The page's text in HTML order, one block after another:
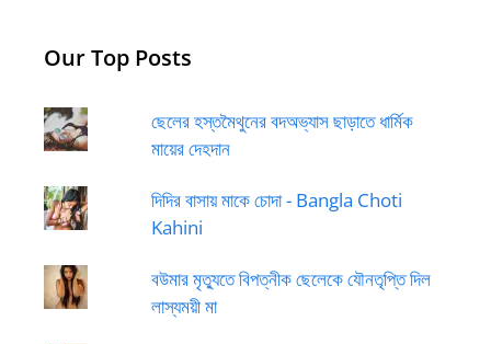
Our Top Posts
ছেলের হস্তমৈথুনের বদঅভ্যাস ছাড়াতে ধার্মিক
মায়ের দেহদান
দিদির বাসায় মাকে চোদা - Bangla Choti
Kahini
বউমার মৃত্যুতে বিপত্নীক ছেলেকে যৌনতৃপ্তি দিল
লাস্যময়ী মা